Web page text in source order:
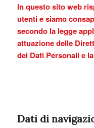
In questo sito web
utenti e siamo
secondo la legge
attuazione delle
dei Dati Personali e
Dati di